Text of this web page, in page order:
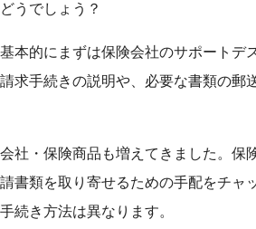
うでしょう？
本的にまずは保険会社のサポートデ
求手続きの説明や、必要な書類の郵
社・保険商品も増えてきました。保
書類を取り寄せるための手配をチャ
続き方法は異なります。